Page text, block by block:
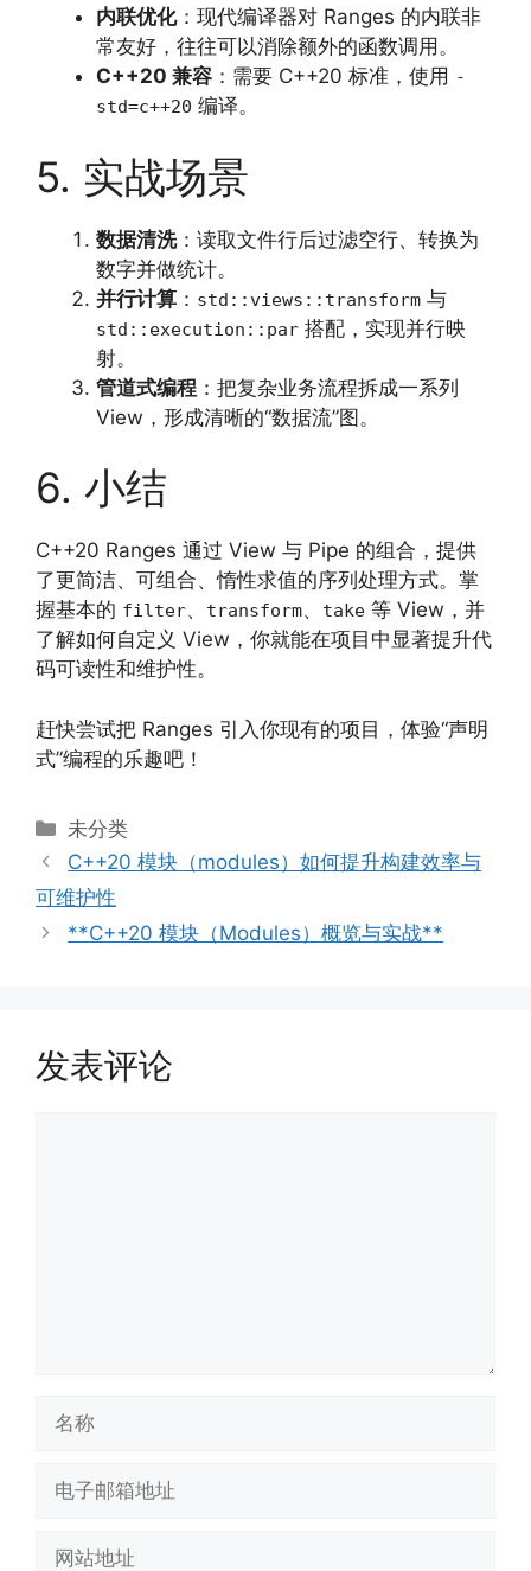
内联优化：现代编译器对 Ranges 的内联非
常友好，往往可以消除额外的函数调用。
C++20 兼容 ：需要 C++20 标准，使用 -
std=c++20 编译。
5. 实战场景
数据清洗：读取文件行后过滤空行、转换为
数字并做统计。
并行计算 ： std::views::transform 与
std::execution::par 搭配，实现并行映
射。
管道式编程 ：把复杂业务流程拆成一系列
View，形成清晰的“数据流”图。
6. 小结
C++20 Ranges 通过 View 与 Pipe 的组合，提供
了更简洁、可组合、惰性求值的序列处理方式。掌
握基本的 filter、 transform、 take 等 View，并
了解如何自定义 View，你就能在项目中显著提升代
码可读性和维护性。
赶快尝试把 Ranges 引入你现有的项目，体验“声明
式”编程的乐趣吧！
分
类
未分类
C++20 模块（modules）如何提升构建效率与
可维护性
**C++20 模块（Modules）概览与实战**
发表评论